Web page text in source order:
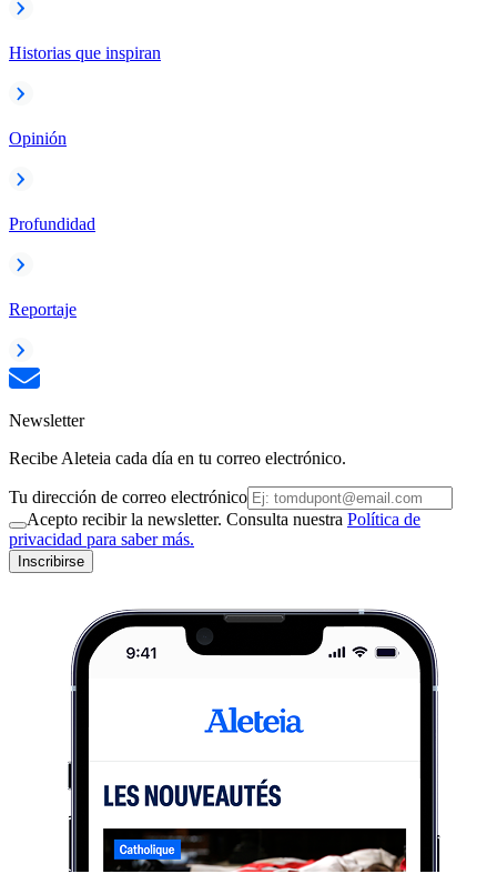
Historias que inspiran
Opinión
Profundidad
Reportaje
Newsletter
Recibe Aleteia cada día en tu correo electrónico.
Tu dirección de correo electrónico
Acepto recibir la newsletter. Consulta nuestra Política de
privacidad para saber más.
Inscribirse